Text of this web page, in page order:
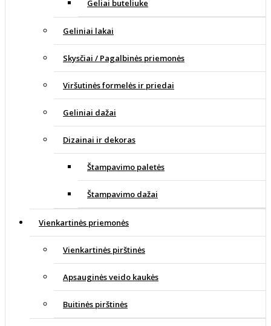
Geliai buteliuke
Geliniai lakai
Skysčiai / Pagalbinės priemonės
Viršutinės formelės ir priedai
Geliniai dažai
Dizainai ir dekoras
Štampavimo paletės
Štampavimo dažai
Vienkartinės priemonės
Vienkartinės pirštinės
Apsauginės veido kaukės
Buitinės pirštinės